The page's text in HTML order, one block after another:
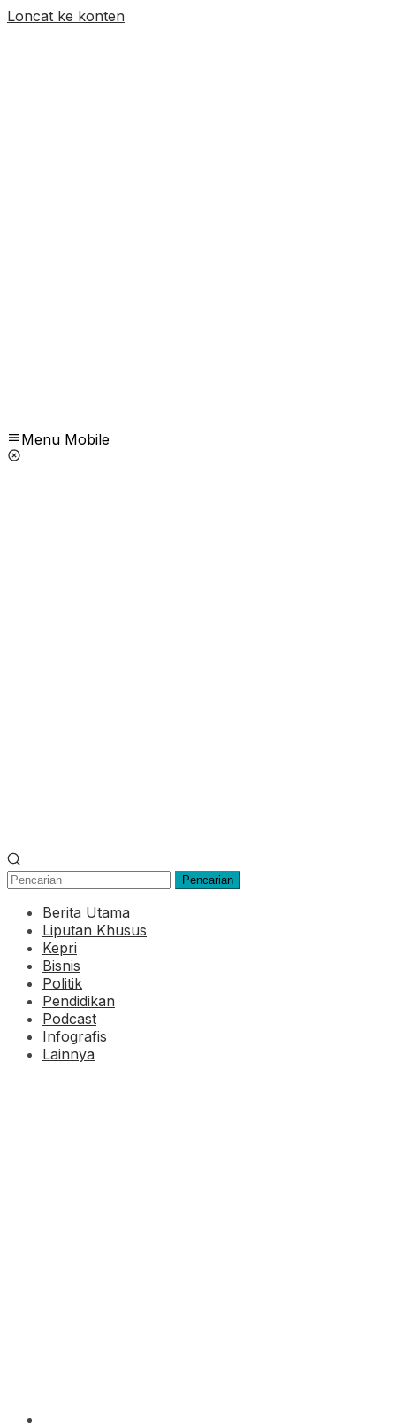
Loncat ke konten
Menu Mobile
Pencarian
Berita Utama
Liputan Khusus
Kepri
Bisnis
Politik
Pendidikan
Podcast
Infografis
Lainnya